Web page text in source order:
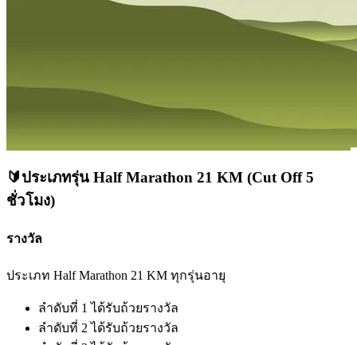
🔰ประเภทรุ่น Half Marathon 21 KM (Cut Off 5
ชั่วโมง)
รางวัล
ประเภท Half Marathon 21 KM ทุกรุ่นอายุ
ลำดับที่ 1 ได้รับถ้วยรางวัล
ลำดับที่ 2 ได้รับถ้วยรางวัล